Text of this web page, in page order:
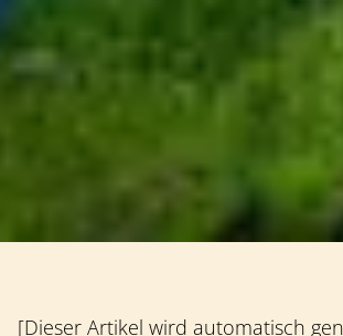
[Dieser Artikel wird automatisch